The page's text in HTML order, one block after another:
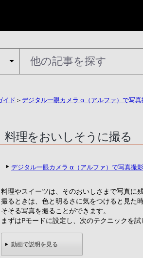
イド >デジタル一眼カメラ α（アルファ）で写
料理をおいしそうに撮る
デジタル一眼カメラ α（アルファ）で写真撮
料理やスイーツは、そのおいしさまで写真に
撮るときは、色と明るさに気をつけると見た
そそる写真を撮ることができます。
まずはPモードに設定し、次のテクニックを試
動画で説明を見る